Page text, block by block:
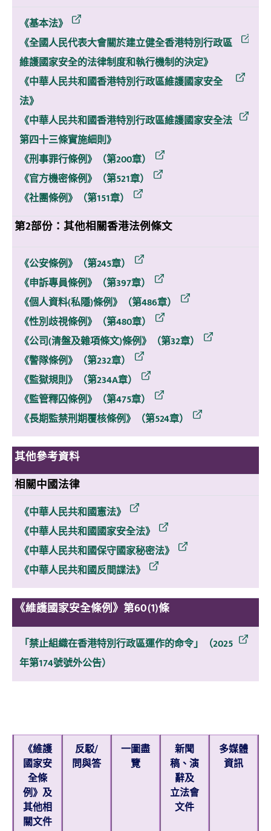
《基本法》
《全國人民代表大會關於建立健全香港特別行政區
維護國家安全的法律制度和執行機制的決定》
《中華人民共和國香港特別行政區維護國家安全
法》
《中華人民共和國香港特別行政區維護國家安全法
第四十三條實施細則》
《刑事罪行條例》（第200章）
《官方機密條例》（第521章）
《社團條例》（第151章）
第2部份：其他相關香港法例條文
《公安條例》（第245章）
《申訴專員條例》（第397章）
《個人資料(私隱)條例》（第486章）
《性別歧視條例》（第480章）
《公司(清盤及雜項條文)條例》（第32章）
《警隊條例》（第232章）
《監獄規則》（第234A章）
《監管釋囚條例》（第475章）
《長期監禁刑期覆核條例》（第524章）
其他參考資料
相關中國法律
《中華人民共和國憲法》
《中華人民共和國國家安全法》
《中華人民共和國保守國家秘密法》
《中華人民共和國反間諜法》
《維護國家安全條例》第60(1)條
「禁止組織在香港特別行政區運作的命令」（2025
年第174號號外公告）
《維護
國家安
全條
例》及
其他相
關文件
反駁/
問與答
一圖盡
覽
新聞
稿、演
辭及
立法會
文件
多媒體
資訊